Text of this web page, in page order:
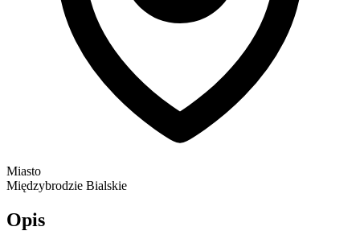
Miasto
Międzybrodzie Bialskie
Opis